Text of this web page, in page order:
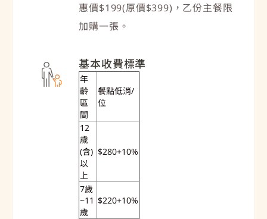
惠價$199(原價$399)，乙份主餐限
加購一張。
基本收費標準
年
齡
區
間
餐點低消/
位
12
歲
(含)
以
上
$280+10%
7歲
~11
歲
$220+10%